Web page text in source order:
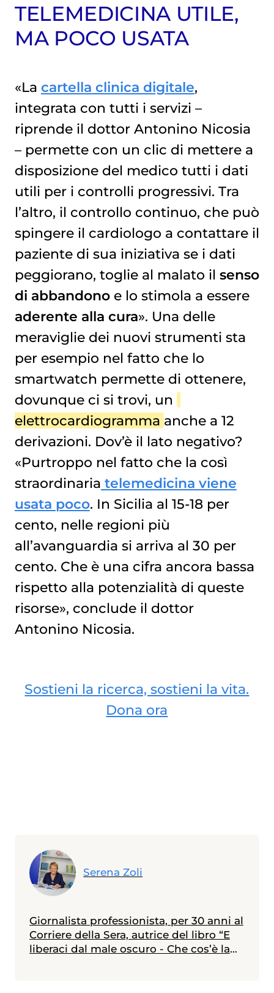
TELEMEDICINA UTILE,
MA POCO USATA
«La cartella clinica digitale,
integrata con tutti i servizi –
riprende il dottor Antonino Nicosia
– permette con un clic di mettere a
disposizione del medico tutti i dati
utili per i controlli progressivi. Tra
l’altro, il controllo continuo, che può
spingere il cardiologo a contattare il
paziente di sua iniziativa se i dati
peggiorano, toglie al malato il senso
di abbandonoe lo stimola a essere
aderente alla cura». Una delle
meraviglie dei nuovi strumenti sta
per esempio nel fatto che lo
smartwatch permette di ottenere,
dovunque ci si trovi, un
elettrocardiogramma anche a 12
derivazioni. Dov’è il lato negativo?
«Purtroppo nel fatto che la così
straordinaria telemedicina viene
usata poco. In Sicilia al 15-18 per
cento, nelle regioni più
all’avanguardia si arriva al 30 per
cento. Che è una cifra ancora bassa
rispetto alla potenzialità di queste
risorse», conclude il dottor
Antonino Nicosia.
Sostieni la ricerca, sostieni la vita.
Dona ora
Serena Zoli
Giornalista professionista, per 30 anni al
Corriere della Sera, autrice del libro “E
liberaci dal male oscuro - Che cos’è la